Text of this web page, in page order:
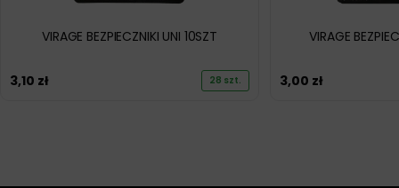
VIRAGE BEZPIECZNIKI UNI 10SZT
3,10 zł 28 szt.
VIRAGE
3,00 zł